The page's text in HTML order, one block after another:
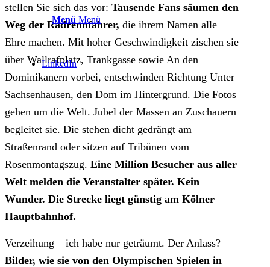
Menü Menü
LinkedIn
stellen Sie sich das vor: Tausende Fans säumen den
Weg der Radrennfahrer, die ihrem Namen alle
Ehre machen. Mit hoher Geschwindigkeit zischen sie
über Wallrafplatz, Trankgasse sowie An den
Dominikanern vorbei, entschwinden Richtung Unter
Sachsenhausen, den Dom im Hintergrund. Die Fotos
gehen um die Welt. Jubel der Massen an Zuschauern
begleitet sie. Die stehen dicht gedrängt am
Straßenrand oder sitzen auf Tribünen vom
Rosenmontagszug. Eine Million Besucher aus aller
Welt melden die Veranstalter später. Kein
Wunder. Die Strecke liegt günstig am Kölner
Hauptbahnhof.
Verzeihung – ich habe nur geträumt. Der Anlass?
Bilder, wie sie von den Olympischen Spielen in